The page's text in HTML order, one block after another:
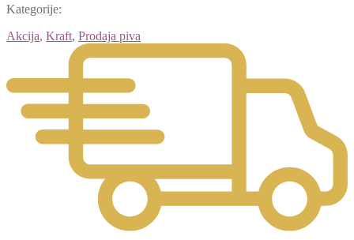
Kategorije:
Akcija, Kraft, Prodaja piva